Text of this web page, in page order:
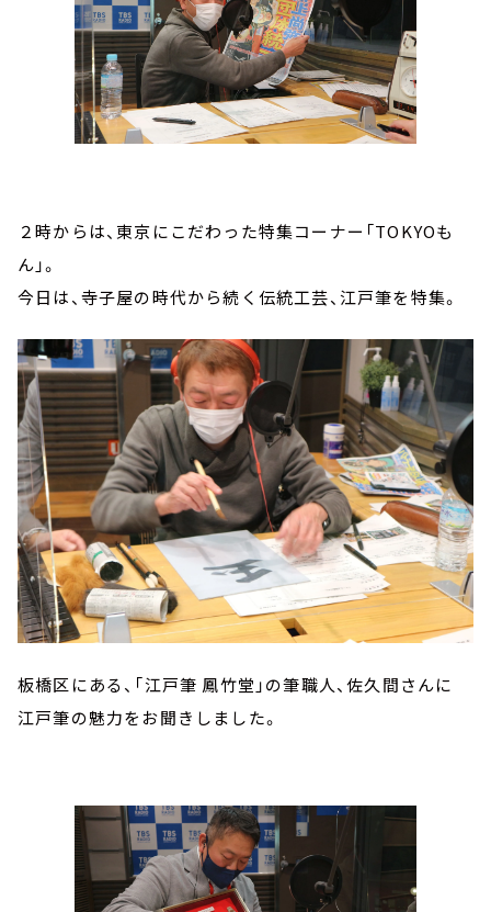
２時からは、東京にこだわった特集コーナー「TOKYOも
ん」。
今日は、寺子屋の時代から続く伝統工芸、江戸筆を特集。
板橋区にある、「江戸筆 鳳竹堂」の筆職人、佐久間さんに
江戸筆の魅力をお聞きしました。